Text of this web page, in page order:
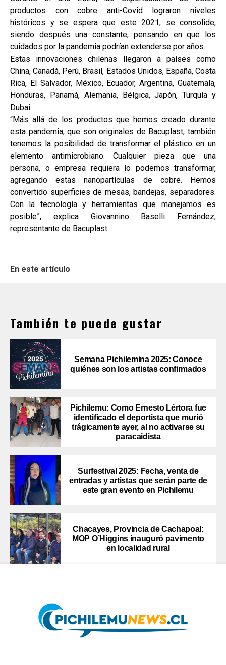
productos con cobre anti-Covid lograron niveles
históricos y se espera que este 2021, se consolide,
siendo después una constante, pensando en que los
cuidados por la pandemia podrían extenderse por años.
Estas innovaciones chilenas llegaron a países como
China, Canadá, Perú, Brasil, Estados Unidos, España, Costa
Rica, El Salvador, México, Ecuador, Argentina, Guatemala,
Honduras, Panamá, Alemania, Bélgica, Japón, Turquía y
Dubai.
“Más allá de los productos que hemos creado durante
esta pandemia, que son originales de Bacuplast, también
tenemos la posibilidad de transformar el plástico en un
elemento antimicrobiano. Cualquier pieza que una
persona, o empresa requiera lo podemos transformar,
agregando estas nanopartículas de cobre. Hemos
convertido superficies de mesas, bandejas, separadores.
Con la tecnología y herramientas que manejamos es
posible”, explica Giovannino Baselli Fernández,
representante de Bacuplast.
En este artículo
También te puede gustar
Semana Pichilemina 2025: Conoce
quiénes son los artistas confirmados
Pichilemu: Como Ernesto Lértora fue
identificado el deportista que murió
trágicamente ayer, al no activarse su
paracaidista
Surfestival 2025: Fecha, venta de
entradas y artistas que serán parte de
este gran evento en Pichilemu
Chacayes, Provincia de Cachapoal:
MOP O’Higgins inauguró pavimento
en localidad rural